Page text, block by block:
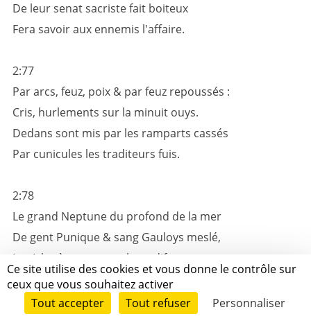
Ce site utilise des cookies et vous donne le contrôle sur
ceux que vous souhaitez activer
Tout accepter
Tout refuser Personnaliser
De leur senat sacriste fait boiteux
Fera savoir aux ennemis l'affaire.
2:77
Par arcs, feuz, poix & par feuz repoussés :
Cris, hurlements sur la minuit ouys.
Dedans sont mis par les ramparts cassés
Par cunicules les traditeurs fuis.
2:78
Le grand Neptune du profond de la mer
De gent Punique & sang Gauloys meslé,
Les Isles à sang, pour le tardif ramer :
Plus luy nuira que l'occult mal celé.